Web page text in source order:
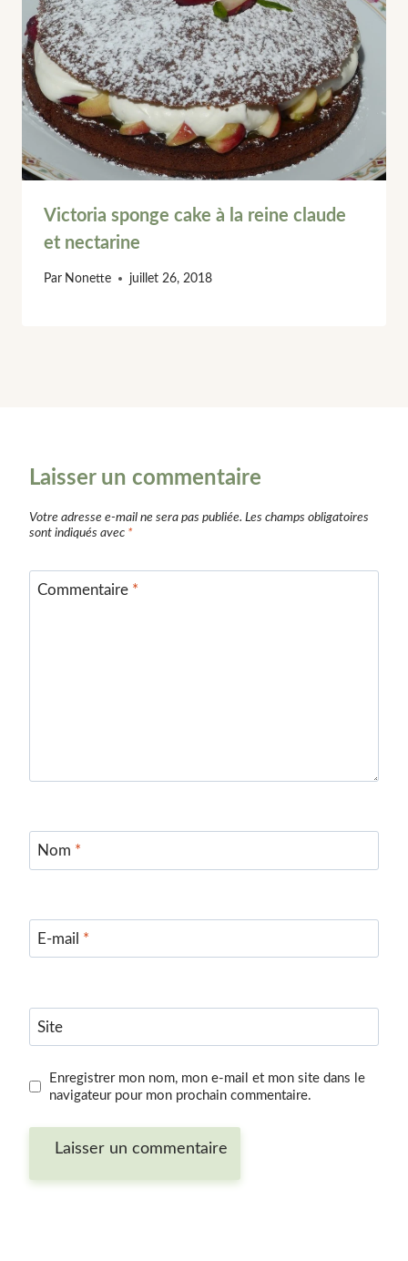
Victoria sponge cake à la reine claude
et nectarine
Par Nonette juillet 26, 2018
Laisser un commentaire
Votre adresse e-mail ne sera pas publiée. Les champs obligatoires
sont indiqués avec *
Commentaire *
Nom *
E-mail *
Site
Enregistrer mon nom, mon e-mail et mon site dans le
navigateur pour mon prochain commentaire.